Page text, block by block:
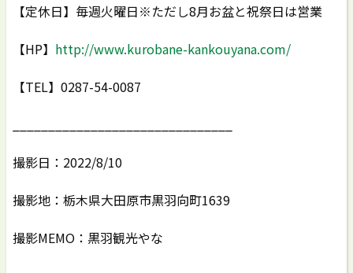
【定休日】毎週火曜日※ただし8月お盆と祝祭日は営業
【HP】 http://www.kurobane-kankouyana.com/
【TEL】0287-54-0087
撮影日：2022/8/10
撮影地：栃木県大田原市黒羽向町1639
撮影MEMO：黒羽観光やな